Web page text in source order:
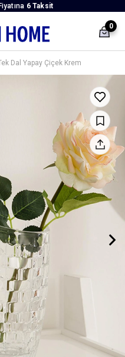
6 Taksit
0
Dal Yapay Çiçek Krem